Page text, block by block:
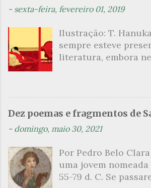
t
i
o
- sexta-feira, fevereiro 01, 2019
Ilustração: T.
sempre esteve
literatura, embora
que mergulharam
psicanalítico e
a partir dessa
apresenta um
nos quais os
desnudam, livros
Dez poemas e fragmentos de
- domingo, maio 30, 2021
Por Pedro Belo
uma jovem nomeada
55-79 d. C. Se